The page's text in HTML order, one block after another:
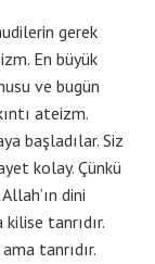
gerek
En büyük
ve bugün
ateizm.
başladılar. Siz
kolay. Çünkü
dini
tanrıdır.
tanrıdır.